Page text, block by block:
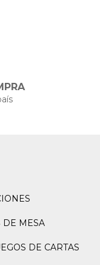
DE MESA
DE CARTAS